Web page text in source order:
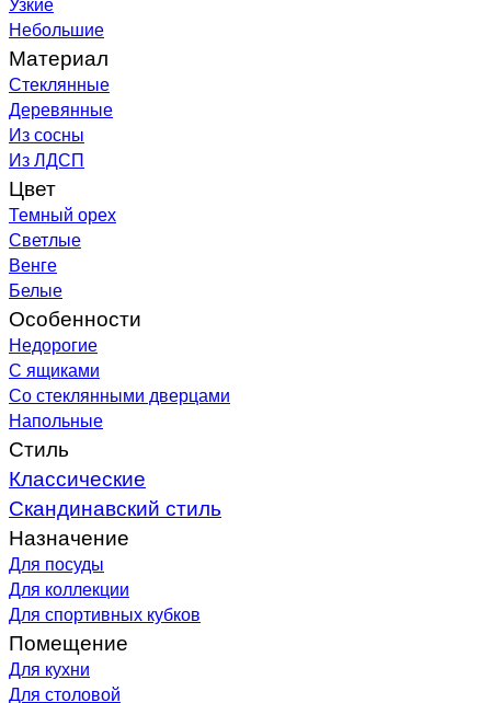
Небольшие
Материал
Стеклянные
Деревянные
Из сосны
Из ЛДСП
Цвет
Темный орех
Светлые
Венге
Белые
Особенности
Недорогие
С ящиками
Со стеклянными дверцами
Напольные
Стиль
Классические
Скандинавский стиль
Назначение
Для посуды
Для коллекции
Для спортивных кубков
Помещение
Для кухни
Для столовой